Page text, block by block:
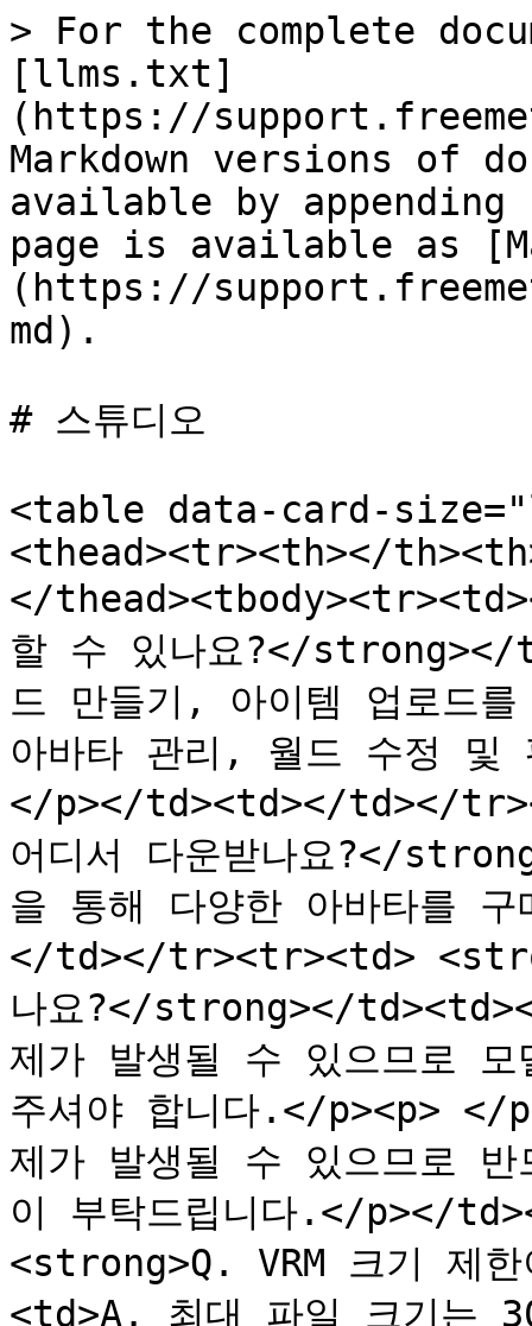
> For the complete
[llms.txt]
(https://
Markdown versions of
available by
page is available as
(https://
md).
# 스튜디오
<table data-card-
<thead><tr><th></
</
할 수 있나요?</strong></
드 만들기, 아이템 업로드
아바타 관리, 월드 수정 및
</p></td><td></td></
어디서 다운받나요?</
을 통해 다양한 아바타를
</td></tr><tr><td>
나요?</strong></
제가 발생될 수 있으므로
주셔야 합니다.</p><p> </
제가 발생될 수 있으므로
이 부탁드립니다.</p></
<strong>Q. VRM 크기 제
<td>A. 최대 파일 크기는